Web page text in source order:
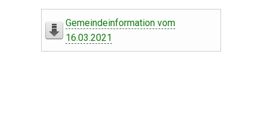
Leben in Oberdorf
Gemeindeinformation vom
16.03.2021